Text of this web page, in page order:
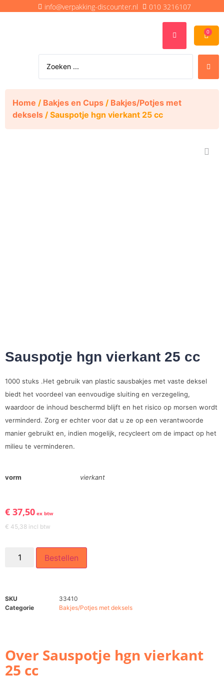
info@verpakking-discounter.nl 010 3216107
0
Home / Bakjes en Cups / Bakjes/Potjes met
deksels / Sauspotje hgn vierkant 25 cc
Sauspotje hgn vierkant 25 cc
1000 stuks .Het gebruik van plastic sausbakjes met vaste deksel
biedt het voordeel van eenvoudige sluiting en verzegeling,
waardoor de inhoud beschermd blijft en het risico op morsen wordt
verminderd. Zorg er echter voor dat u ze op een verantwoorde
manier gebruikt en, indien mogelijk, recycleert om de impact op het
milieu te verminderen.
vorm vierkant
€ 37,50 ex btw
€ 45,38 incl btw
Bestellen
SKU
33410
Categorie
Bakjes/Potjes met deksels
Over Sauspotje hgn vierkant
25 cc